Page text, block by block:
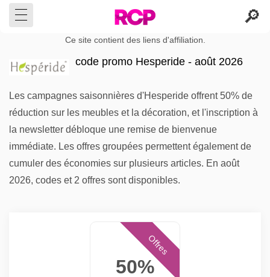
Ce site contient des liens d'affiliation.
code promo Hesperide - août 2026
Les campagnes saisonnières d'Hesperide offrent 50% de
réduction sur les meubles et la décoration, et l'inscription à
la newsletter débloque une remise de bienvenue
immédiate. Les offres groupées permettent également de
cumuler des économies sur plusieurs articles. En août
2026, codes et 2 offres sont disponibles.
50%
Offres